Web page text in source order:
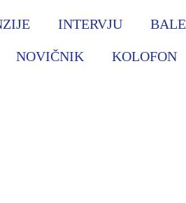
INTERVJU
NOVIČNIK KOLOFON